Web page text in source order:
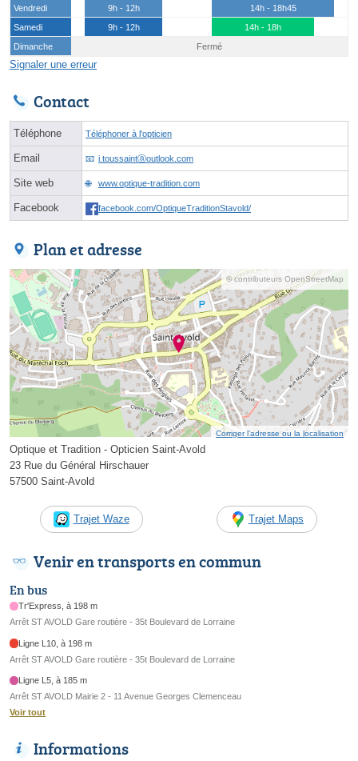
Vendredi
9h - 12h
14h - 18h45
Samedi
9h - 12h
14h - 18h
Dimanche
Fermé
Signaler une erreur
Contact
Téléphone Téléphoner à l'opticien
Email i.toussaintⓐoutlook.com
Site web www.optique-tradition.com
Facebook facebook.com/OptiqueTraditionStavold/
Plan et adresse
© contributeurs OpenStreetMap
Corriger l’adresse ou la localisation
Optique et Tradition - Opticien Saint-Avold
23 Rue du Général Hirschauer
57500 Saint-Avold
Trajet Waze Trajet Maps
Venir en transports en commun
En bus
Tr'Express, à 198 m
Arrêt ST AVOLD Gare routière - 35t Boulevard de Lorraine
Ligne L10, à 198 m
Arrêt ST AVOLD Gare routière - 35t Boulevard de Lorraine
Ligne L5, à 185 m
Arrêt ST AVOLD Mairie 2 - 11 Avenue Georges Clemenceau
Voir tout
Informations